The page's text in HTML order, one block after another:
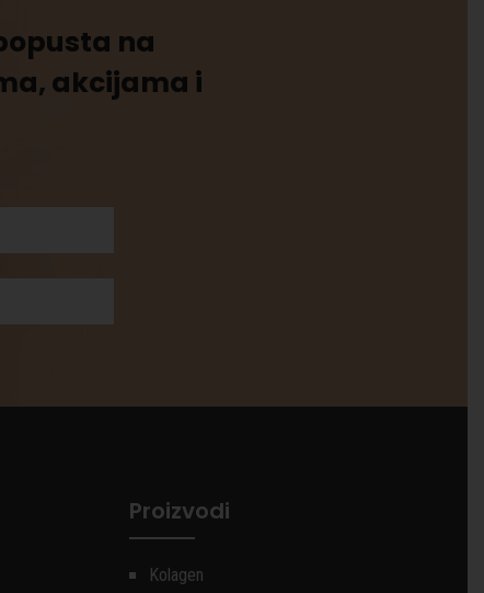
na
akcijama i
Proizvodi
Kolagen